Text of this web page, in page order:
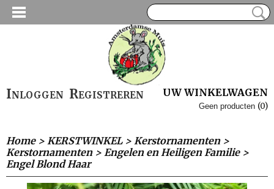
Inloggen Registreren UW WINKELWAGEN
Geen producten (0)
Home> KERSTWINKEL> Kerstornamenten>
Kerstornamenten> Engelen en Heiligen Familie>
Engel Blond Haar